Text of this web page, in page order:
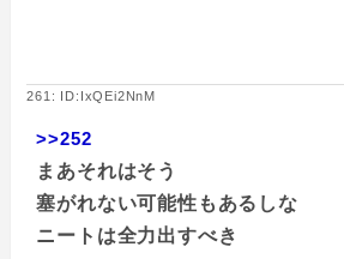
261: ID:IxQEi2NnM
>>252
まあそれはそう
塞がれない可能性もあるしな
ニートは全力出すべき